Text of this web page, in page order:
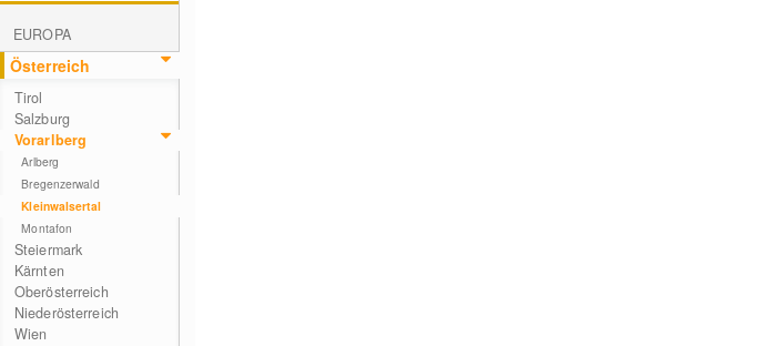
EUROPA
Österreich
Tirol
Salzburg
Vorarlberg
Arlberg
Bregenzerwald
Kleinwalsertal
Montafon
Steiermark
Kärnten
Oberösterreich
Niederösterreich
Wien